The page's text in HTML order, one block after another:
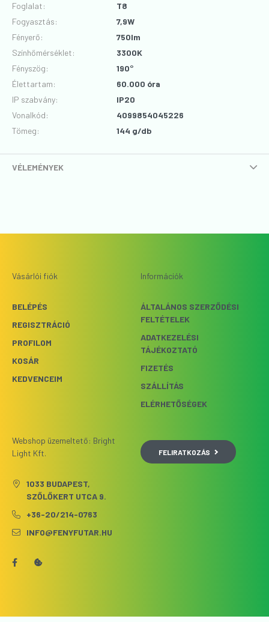
Foglalat:
T8
Fogyasztás:
7,9W
Fényerő:
750lm
Színhőmérséklet:
3300K
Fényszög:
190°
Élettartam:
60.000 óra
IP szabvány:
IP20
Vonalkód:
4099854045226
Tömeg:
144 g/db
VÉLEMÉNYEK
Vásárlói fiók
BELÉPÉS
REGISZTRÁCIÓ
PROFILOM
KOSÁR
KEDVENCEIM
Információk
ÁLTALÁNOS SZERZŐDÉSI
FELTÉTELEK
ADATKEZELÉSI
TÁJÉKOZTATÓ
FIZETÉS
SZÁLLÍTÁS
ELÉRHETŐSÉGEK
Webshop üzemeltető: Bright
Light Kft.
1033 BUDAPEST,
SZŐLŐKERT UTCA 9.
+36-20/214-0763
INFO@FENYFUTAR.HU
FELIRATKOZÁS